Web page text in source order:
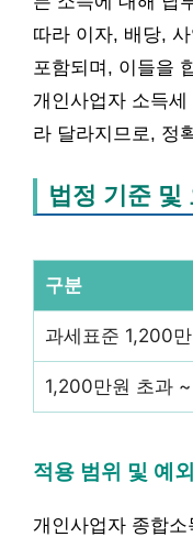
따라 이자, 배당,
포함되며, 이들을
개인사업자 소득
라 달라지므로, 정
법정 기준 및
구분
과세표준 1,200
1,200만원 초과
적용 범위 및 예
개인사업자 종합